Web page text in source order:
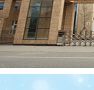
是一家专注于高品质、环保型